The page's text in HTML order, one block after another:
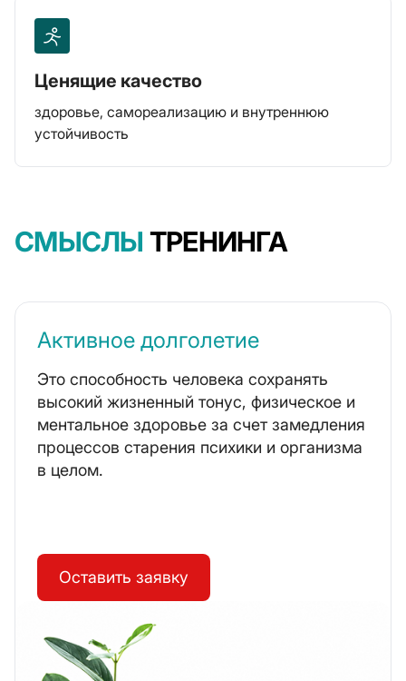
Ценящие качество
здоровье, самореализацию и внутреннюю
устойчивость
СМЫСЛЫ ТРЕНИНГА
Активное долголетие
Это способность человека сохранять
высокий жизненный тонус, физическое и
ментальное здоровье за счет замедления
процессов старения психики и организма
в целом.
Оставить заявку